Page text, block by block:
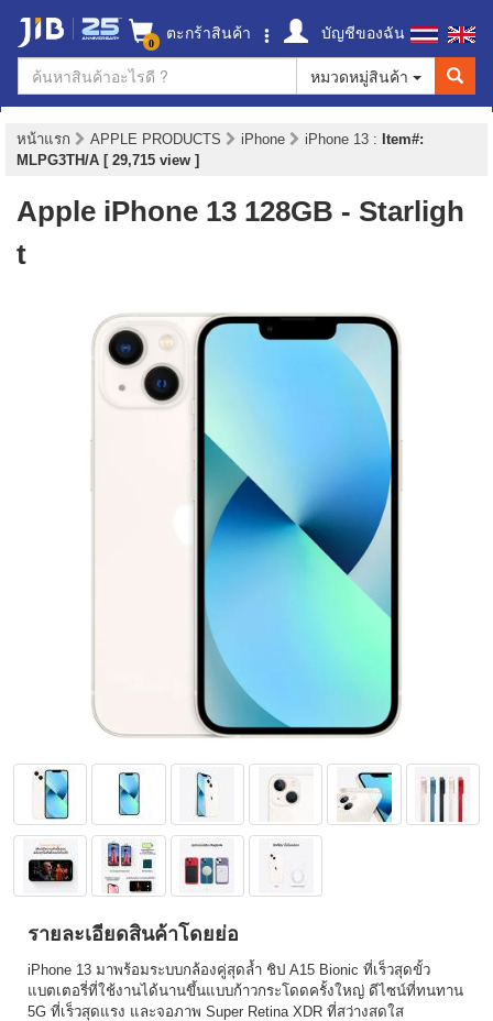
0 ตะกร้าสินค้า
บัญชีของฉัน
หมวดหมู่สินค้า
หน้าแรก APPLE PRODUCTS iPhone iPhone 13 : Item#:
MLPG3TH/A [ 29,715 view ]
Apple iPhone 13 128GB - Starligh
t
รายละเอียดสินค้าโดยย่อ
iPhone 13 มาพร้อมระบบกล้องคู่สุดล้ำ ชิป A15 Bionic ที่เร็วสุดขั้ว
แบตเตอรี่ที่ใช้งานได้นานขึ้นแบบก้าวกระโดดครั้งใหญ่ ดีไซน์ที่ทนทาน
5G ที่เร็วสุดแรง และจอภาพ Super Retina XDR ที่สว่างสดใส